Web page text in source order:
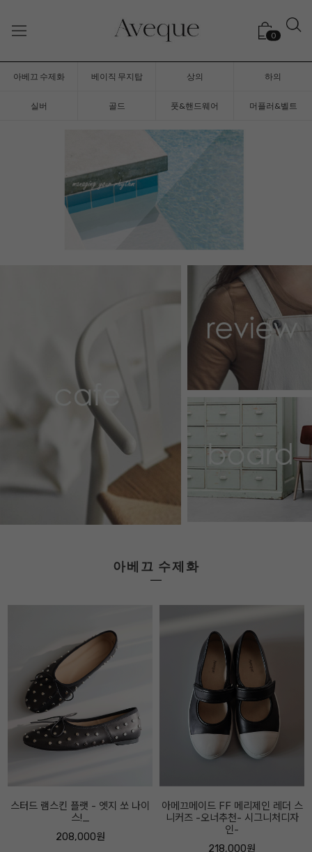
0
아베끄 수제화 베이직 무지탑 상의 하의
실버 골드 풋&핸드웨어 머플러&벨트
아베끄 수제화
아메끄메이드 FF 메리제인 레더 스
니커즈 -오너추천- 시그니처디자
인-
아베끄메이드 FF 스트링 스니커즈
베이지콤비
218,000원